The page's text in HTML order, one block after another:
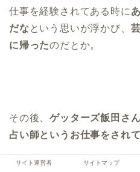
仕事を経験されてある時に
だなという思いが浮かび、
に帰ったのだとか。
その後、ゲッターズ飯田さ
占い師というお仕事をされ
サイト運営者 サイトマップ